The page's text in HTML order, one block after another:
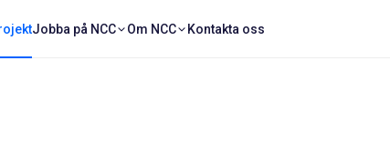
Jobba på NCC Om NCC Kontakta oss